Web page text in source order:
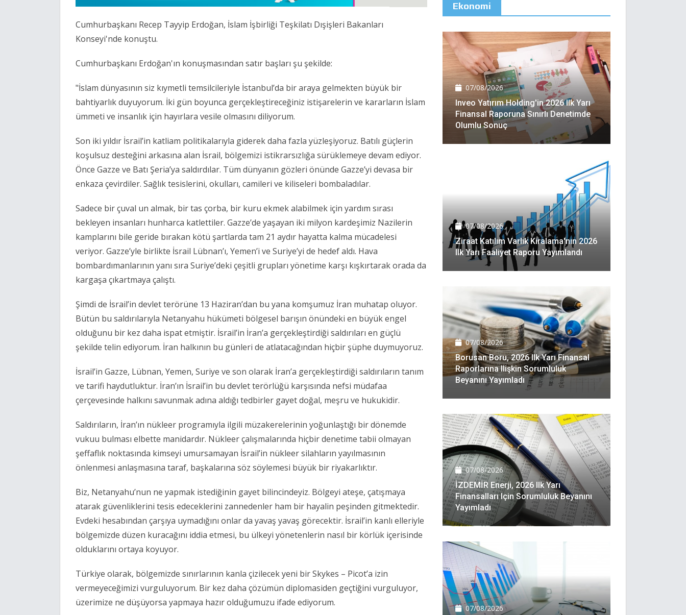
Cumhurbaşkanı Recep Tayyip Erdoğan, İslam İşbirliği Teşkilatı Dışişleri Bakanları
Konseyi'nde konuştu.
Cumhurbaşkanı Erdoğan'ın konuşmasından satır başları şu şekilde:
"İslam dünyasının siz kıymetli temsilcileriyle İstanbul’da bir araya gelmekten büyük bir
bahtiyarlık duyuyorum. İki gün boyunca gerçekleştireceğiniz istişarelerin ve kararların İslam
ümmeti ve insanlık için hayırlara vesile olmasını diliyorum.
Son iki yıldır İsrail’in katliam politikalarıyla giderek daha fazla yüzleşiyoruz. Batılı güçlerin
koşulsuz desteğini arkasına alan İsrail, bölgemizi istikrarsızlığa sürüklemeye devam ediyor.
Önce Gazze ve Batı Şeria’ya saldırdılar. Tüm dünyanın gözleri önünde Gazze’yi devasa bir
enkaza çevirdiler. Sağlık tesislerini, okulları, camileri ve kiliseleri bombaladılar.
Sadece bir çuval un almak, bir tas çorba, bir kuru ekmek alabilmek için yardım sırası
bekleyen insanları hunharca katlettiler. Gazze’de yaşayan iki milyon kardeşimiz Nazilerin
kamplarını bile geride bırakan kötü şartlarda tam 21 aydır hayatta kalma mücadelesi
veriyor. Gazze’yle birlikte İsrail Lübnan’ı, Yemen’i ve Suriye’yi de hedef aldı. Hava
bombardımanlarının yanı sıra Suriye’deki çeşitli grupları yönetime karşı kışkırtarak orada da
kargaşa çıkartmaya çalıştı.
Şimdi de İsrail’in devlet terörüne 13 Haziran’dan bu yana komşumuz İran muhatap oluyor.
Bütün bu saldırılarıyla Netanyahu hükümeti bölgesel barışın önündeki en büyük engel
olduğunu bir kez daha ispat etmiştir. İsrail’in İran’a gerçekleştirdiği saldırıları en güçlü
şekilde telin ediyorum. İran halkının bu günleri de atlatacağından hiçbir şüphe duymuyoruz.
İsrail’in Gazze, Lübnan, Yemen, Suriye ve son olarak İran’a gerçekleştirdiği saldırıların tanım
ve tarifi haydutluktur. İran’ın İsrail’in bu devlet terörlüğü karşısında nefsi müdafaa
çerçevesinde halkını savunmak adına aldığı tedbirler gayet doğal, meşru ve hukukidir.
Saldırıların, İran’ın nükleer programıyla ilgili müzakerelerinin yoğunlaştığı bir dönemde
vukuu bulması elbette manidardır. Nükleer çalışmalarında hiçbir denetime tabii olmayan
şeffaflık noktasında kimseyi umursamayan İsrail’in nükleer silahların yayılmasının
önlenmesi anlaşmasına taraf, başkalarına söz söylemesi büyük bir riyakarlıktır.
Biz, Netanyahu’nun ne yapmak istediğinin gayet bilincindeyiz. Bölgeyi ateşe, çatışmaya
atarak güvenliklerini tesis edeceklerini zannedenler ham bir hayalin peşinden gitmektedir.
Evdeki hesabından çarşıya uymadığını onlar da yavaş yavaş görecektir. İsrail’in kanlı elleriyle
bölgemizde düzen kuracağını iddia etmesi, bu ülkeyi yönetenlerin nasıl bir körlük içerisinde
olduklarını ortaya koyuyor.
Türkiye olarak, bölgemizde sınırlarının kanla çizilecek yeni bir Skykes – Picot’a izin
vermeyeceğimizi vurguluyorum. Bir kez daha çözümün diplomasiden geçtiğini vurguluyor,
üzerimize ne düşüyorsa yapmaya hazır olduğumuzu ifade ediyorum.
Ekonomi
07/08/2026
Inveo Yatırım Holding'in 2026 Ilk Yarı
Finansal Raporuna Sınırlı Denetimde
Olumlu Sonuç
07/08/2026
Ziraat Katılım Varlık Kiralama'nın 2026
Ilk Yarı Faaliyet Raporu Yayımlandı
07/08/2026
Borusan Boru, 2026 Ilk Yarı Finansal
Raporlarına Ilişkin Sorumluluk
Beyanını Yayımladı
07/08/2026
İZDEMİR Enerji, 2026 Ilk Yarı
Finansalları Için Sorumluluk Beyanını
Yayımladı
07/08/2026